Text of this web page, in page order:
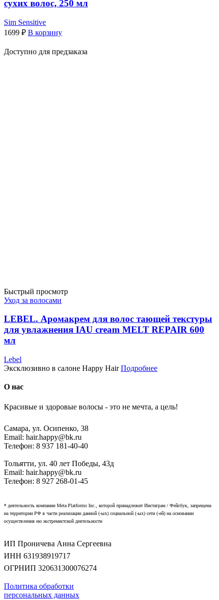
сухих волос, 250 мл
Sim Sensitive
1699 ₽ В корзину
Доступно для предзаказа
Быстрый просмотр
Уход за волосами
LEBEL. Аромакрем для волос тающей текстуры
для увлажнения IAU cream MELT REPAIR 600
мл
Lebel
Эксклюзивно в салоне Happy Hair Подробнее
О нас
Красивые и здоровые волосы - это не мечта, а цель!
Самара, ул. Осипенко, 38
Email: hair.happy@bk.ru
Телефон: 8 937 181-40-40
Тольятти, ул. 40 лет Победы, 43д
Email: hair.happy@bk.ru
Телефон: 8 927 268-01-45
* деятельность компании Meta Platforms Inc., которой принадлежит Инстаграм / Фейсбук, запрещена
на территории РФ в части реализации данной (-ых) социальной (-ых) сети (-ей) на основании
осуществления ею экстремистской деятельности
ИП Проничева Анна Сергеевна
ИНН 631938919717
ОГРНИП 320631300076274
Политика обработки
персональных данных